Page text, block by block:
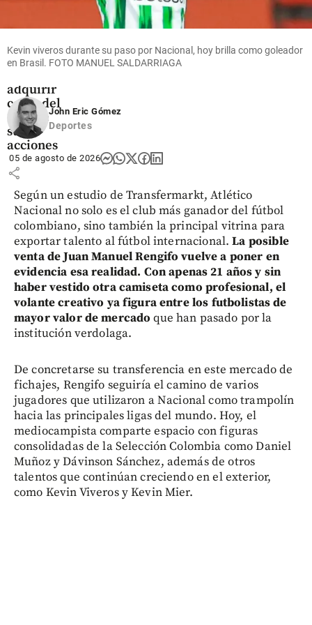
avanza en
la compra
de Brava
adquirir
cerca del
25% de
sus
acciones
share
Kevin viveros durante su paso por Nacional, hoy brilla como goleador
en Brasil. FOTO MANUEL SALDARRIAGA
John Eric Gómez
Deportes
05 de agosto de 2026
Según un estudio de Transfermarkt, Atlético
Nacional no solo es el club más ganador del fútbol
colombiano, sino también la principal vitrina para
exportar talento al fútbol internacional. La posible
venta de Juan Manuel Rengifo vuelve a poner en
evidencia esa realidad. Con apenas 21 años y sin
haber vestido otra camiseta como profesional, el
volante creativo ya figura entre los futbolistas de
mayor valor de mercadoque han pasado por la
institución verdolaga.
De concretarse su transferencia en este mercado de
fichajes, Rengifo seguiría el camino de varios
jugadores que utilizaron a Nacional como trampolín
hacia las principales ligas del mundo. Hoy, el
mediocampista comparte espacio con figuras
consolidadas de la Selección Colombia como Daniel
Muñoz y Dávinson Sánchez, además de otros
talentos que continúan creciendo en el exterior,
como Kevin Viveros y Kevin Mier.